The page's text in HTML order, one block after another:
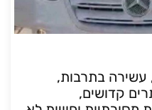
עשירה בתרבות,
קדושים,